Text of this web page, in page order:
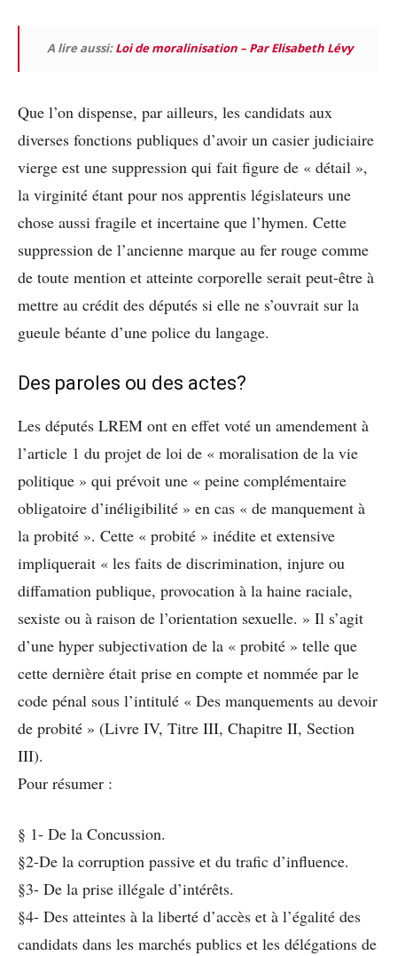
A lire aussi:Loi de moralinisation – Par Elisabeth Lévy
Que l’on dispense, par ailleurs, les candidats aux
diverses fonctions publiques d’avoir un casier judiciaire
vierge est une suppression qui fait figure de « détail »,
la virginité étant pour nos apprentis législateurs une
chose aussi fragile et incertaine que l’hymen. Cette
suppression de l’ancienne marque au fer rouge comme
de toute mention et atteinte corporelle serait peut-être à
mettre au crédit des députés si elle ne s’ouvrait sur la
gueule béante d’une police du langage.
Des paroles ou des actes?
Les députés LREM ont en effet voté un amendement à
l’article 1 du projet de loi de « moralisation de la vie
politique » qui prévoit une « peine complémentaire
obligatoire d’inéligibilité » en cas « de manquement à
la probité ». Cette « probité » inédite et extensive
impliquerait « les faits de discrimination, injure ou
diffamation publique, provocation à la haine raciale,
sexiste ou à raison de l’orientation sexuelle. » Il s’agit
d’une hyper subjectivation de la « probité » telle que
cette dernière était prise en compte et nommée par le
code pénal sous l’intitulé « Des manquements au devoir
de probité » (Livre IV, Titre III, Chapitre II, Section
III).
Pour résumer :
§ 1- De la Concussion.
§2-De la corruption passive et du trafic d’influence.
§3- De la prise illégale d’intérêts.
§4- Des atteintes à la liberté d’accès et à l’égalité des
candidats dans les marchés publics et les délégations de